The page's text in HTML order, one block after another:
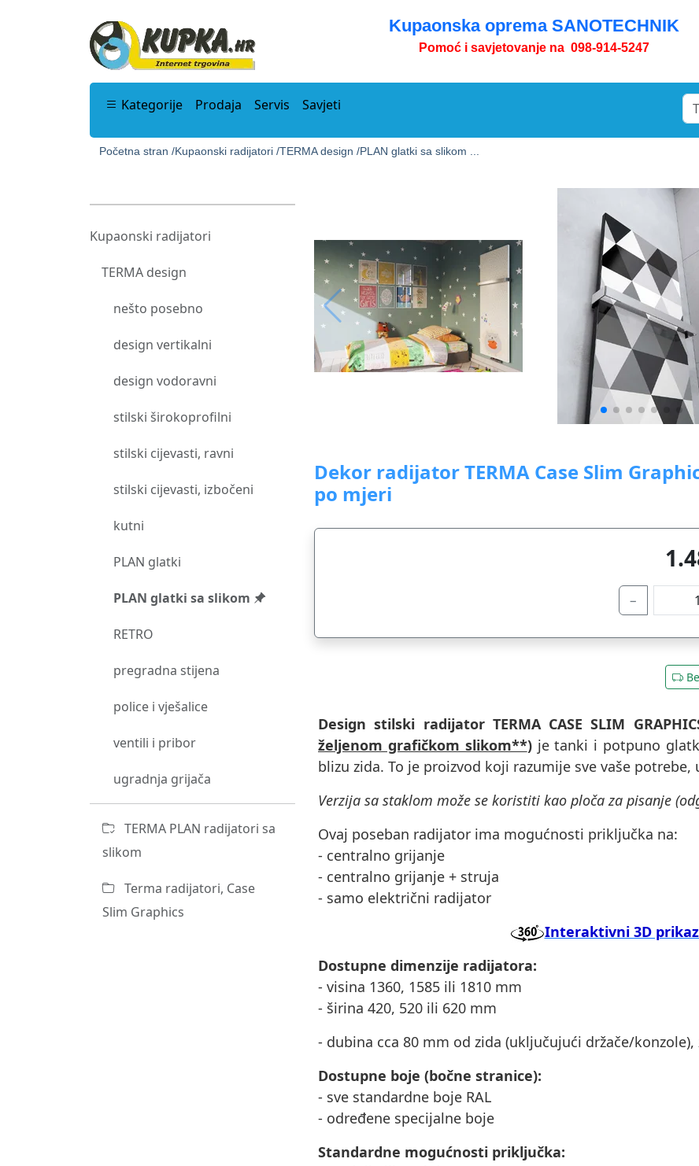
Kupaonska oprema SANOTECHNIK
Pomoć i savjetovanje na 098-914-5247
Kategorije Prodaja Servis Savjeti
Početna stran /Kupaonski radijatori /TERMA design /PLAN glatki sa slikom ...
Kupaonski radijatori
TERMA design
nešto posebno
design vertikalni
design vodoravni
stilski širokoprofilni
stilski cijevasti, ravni
stilski cijevasti, izbočeni
kutni
PLAN glatki
PLAN glatki sa slikom
RETRO
pregradna stijena
police i vješalice
ventili i pribor
ugradnja grijača
TERMA PLAN radijatori sa
slikom
Terma radijatori, Case
Slim Graphics
Dekor radijator TERMA Case Slim
po mjeri
−
Design stilski radijator TERMA CASE SLIM
željenom grafičkom slikom**)je tanki i potpuno
blizu zida. To je proizvod koji razumije sve vaše
Verzija sa staklom može se koristiti kao ploča za pisanje
Ovaj poseban radijator ima mogućnosti priključka na:
- centralno grijanje
- centralno grijanje + struja
- samo električni radijator
Interaktivni 3D
Dostupne dimenzije radijatora:
- visina 1360, 1585 ili 1810 mm
- širina 420, 520 ili 620 mm
- dubina cca 80 mm od zida (uključujući držače/
Dostupne boje (bočne stranice):
- sve standardne boje RAL
- određene specijalne boje
Standardne mogućnosti priključka: